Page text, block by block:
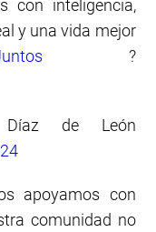
con inteligencia,
y una vida mejor
?
de León
apoyamos con
comunidad no